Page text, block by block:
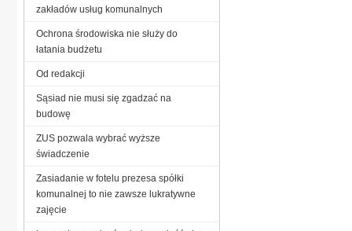
zakładów usług komunalnych
Ochrona środowiska nie służy do
łatania budżetu
Od redakcji
Sąsiad nie musi się zgadzać na
budowę
ZUS pozwala wybrać wyższe
świadczenie
Zasiadanie w fotelu prezesa spółki
komunalnej to nie zawsze lukratywne
zajęcie